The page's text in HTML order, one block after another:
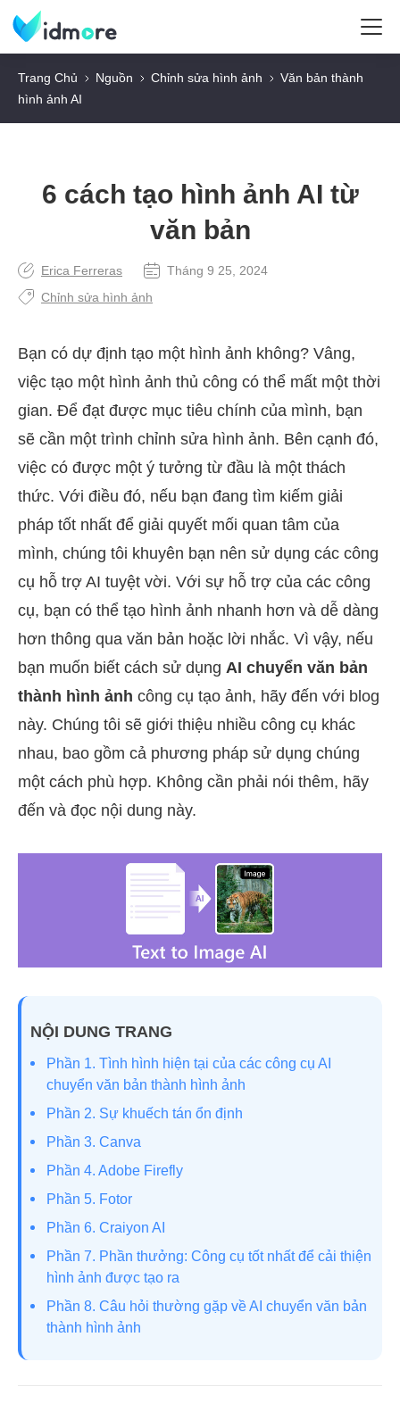
Trang Chủ Nguồn Chỉnh sửa hình ảnh
Văn bản thành
hình ảnh AI
6 cách tạo hình ảnh AI từ
văn bản
Erica Ferreras
Tháng 9 25, 2024
Chỉnh sửa hình ảnh
Bạn có dự định tạo một hình ảnh không? Vâng,
việc tạo một hình ảnh thủ công có thể mất một thời
gian. Để đạt được mục tiêu chính của mình, bạn
sẽ cần một trình chỉnh sửa hình ảnh. Bên cạnh đó,
việc có được một ý tưởng từ đầu là một thách
thức. Với điều đó, nếu bạn đang tìm kiếm giải
pháp tốt nhất để giải quyết mối quan tâm của
mình, chúng tôi khuyên bạn nên sử dụng các công
cụ hỗ trợ AI tuyệt vời. Với sự hỗ trợ của các công
cụ, bạn có thể tạo hình ảnh nhanh hơn và dễ dàng
hơn thông qua văn bản hoặc lời nhắc. Vì vậy, nếu
bạn muốn biết cách sử dụng AI chuyển văn bản
thành hình ảnh công cụ tạo ảnh, hãy đến với blog
này. Chúng tôi sẽ giới thiệu nhiều công cụ khác
nhau, bao gồm cả phương pháp sử dụng chúng
một cách phù hợp. Không cần phải nói thêm, hãy
đến và đọc nội dung này.
NỘI DUNG TRANG
Phần 1. Tình hình hiện tại của các công cụ AI
chuyển văn bản thành hình ảnh
Phần 2. Sự khuếch tán ổn định
Phần 3. Canva
Phần 4. Adobe Firefly
Phần 5. Fotor
Phần 6. Craiyon AI
Phần 7. Phần thưởng: Công cụ tốt nhất để cải thiện
hình ảnh được tạo ra
Phần 8. Câu hỏi thường gặp về AI chuyển văn bản
thành hình ảnh